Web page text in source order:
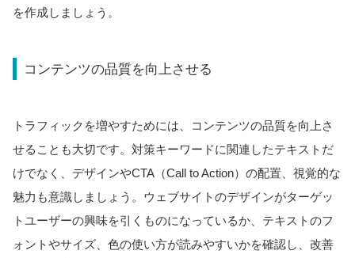
を作成しましょう。
コンテンツの品質を向上させる
トラフィックを増やすためには、コンテンツの品質を向上さ
せることも大切です。対策キーワードに関連したテキストだ
けでなく、デザインやCTA（Call to Action）の配置、視覚的な
魅力も意識しましょう。ウェブサイトのデザインがターゲッ
トユーザーの興味を引くものになっているか、テキストのフ
ォントやサイズ、色の使い方が読みやすいかを確認し、改善